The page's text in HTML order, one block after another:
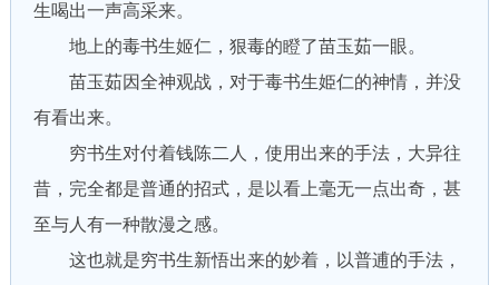
生喝出一声高采来。
地上的毒书生姬仁，狠毒的瞪了苗玉茹一眼。
苗玉茹因全神观战，对于毒书生姫仁的神情，并没
有看出来。
穷书生对付着钱陈二人，使用出来的手法，大异往
昔，完全都是普通的招式，是以看上毫无一点出奇，甚
至与人有一种散漫之感。
这也就是穷书生新悟出来的妙着，以普逋的手法，